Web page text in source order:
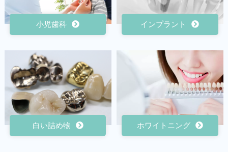
小児歯科 インプラント
白い詰め物 ホワイトニング